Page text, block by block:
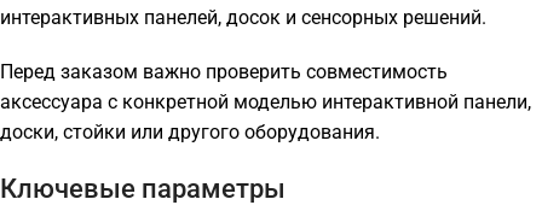
интерактивных панелей, досок и сенсорных решений.
Перед заказом важно проверить совместимость
аксессуара с конкретной моделью интерактивной панели,
доски, стойки или другого оборудования.
Ключевые параметры